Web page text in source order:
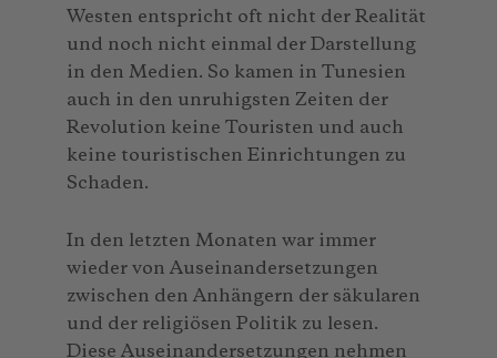
Westen entspricht oft nicht der Realität
und noch nicht einmal der Darstellung
in den Medien. So kamen in Tunesien
auch in den unruhigsten Zeiten der
Revolution keine Touristen und auch
keine touristischen Einrichtungen zu
Schaden.
In den letzten Monaten war immer
wieder von Auseinandersetzungen
zwischen den Anhängern der säkularen
und der religiösen Politik zu lesen.
Diese Auseinandersetzungen nehmen